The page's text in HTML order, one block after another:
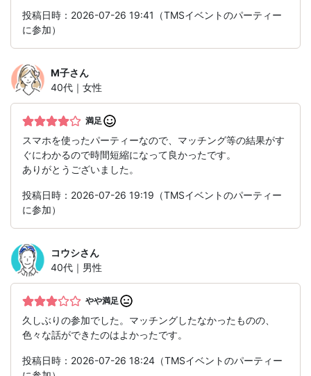
投稿日時：2026-07-26 19:41（TMSイベントのパーティー
に参加）
M子さん
40代｜女性
満足
スマホを使ったパーティーなので、マッチング等の結果がす
ぐにわかるので時間短縮になって良かったです。
ありがとうございました。
投稿日時：2026-07-26 19:19（TMSイベントのパーティー
に参加）
コウシさん
40代｜男性
やや満足
久しぶりの参加でした。マッチングしたなかったものの、
色々な話ができたのはよかったです。
投稿日時：2026-07-26 18:24（TMSイベントのパーティー